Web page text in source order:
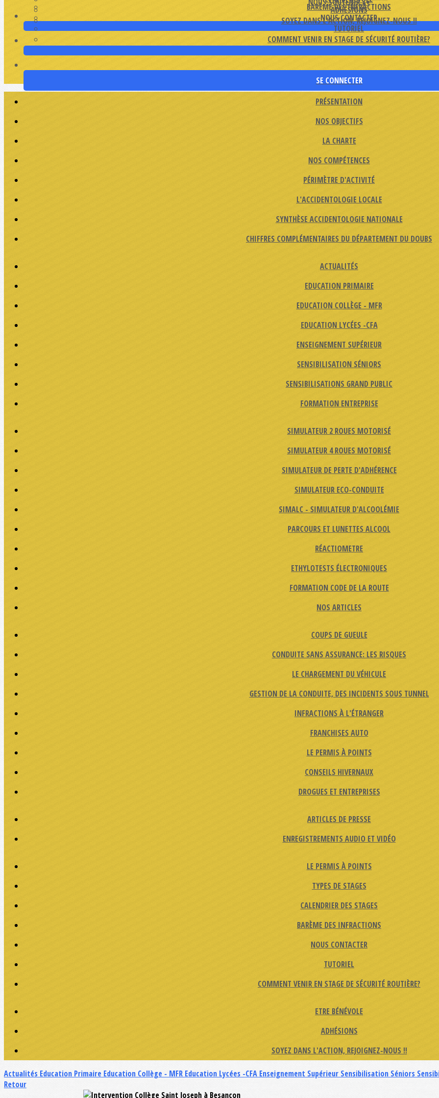
BARÈME DES INFRACTIONS
NOUS CONTACTER
TUTORIEL
COMMENT VENIR EN STAGE DE SÉCURITÉ ROUTIÈRE?
ADHÉSIONS
SOYEZ DANS L'ACTION, REJOIGNEZ-NOUS !!
SE CONNECTER
PRÉSENTATION
NOS OBJECTIFS
LA CHARTE
NOS COMPÉTENCES
PÉRIMÈTRE D'ACTIVITÉ
L'ACCIDENTOLOGIE LOCALE
SYNTHÈSE ACCIDENTOLOGIE NATIONALE
CHIFFRES COMPLÉMENTAIRES DU DÉPARTEMENT DU DOUBS
ACTUALITÉS
EDUCATION PRIMAIRE
EDUCATION COLLÈGE - MFR
EDUCATION LYCÉES -CFA
ENSEIGNEMENT SUPÉRIEUR
SENSIBILISATION SÉNIORS
SENSIBILISATIONS GRAND PUBLIC
FORMATION ENTREPRISE
SIMULATEUR 2 ROUES MOTORISÉ
SIMULATEUR 4 ROUES MOTORISÉ
SIMULATEUR DE PERTE D'ADHÉRENCE
SIMULATEUR ECO-CONDUITE
SIMALC - SIMULATEUR D'ALCOOLÉMIE
PARCOURS ET LUNETTES ALCOOL
RÉACTIOMETRE
ETHYLOTESTS ÉLECTRONIQUES
FORMATION CODE DE LA ROUTE
NOS ARTICLES
COUPS DE GUEULE
CONDUITE SANS ASSURANCE: LES RISQUES
LE CHARGEMENT DU VÉHICULE
GESTION DE LA CONDUITE, DES INCIDENTS SOUS TUNNEL
INFRACTIONS À L'ÉTRANGER
FRANCHISES AUTO
LE PERMIS À POINTS
CONSEILS HIVERNAUX
DROGUES ET ENTREPRISES
ARTICLES DE PRESSE
ENREGISTREMENTS AUDIO ET VIDÉO
LE PERMIS À POINTS
TYPES DE STAGES
CALENDRIER DES STAGES
BARÈME DES INFRACTIONS
NOUS CONTACTER
TUTORIEL
COMMENT VENIR EN STAGE DE SÉCURITÉ ROUTIÈRE?
ETRE BÉNÉVOLE
ADHÉSIONS
SOYEZ DANS L'ACTION, REJOIGNEZ-NOUS !!
Actualités Education Primaire Education Collège - MFR Education Lycées -CFA Enseignement Supérieur Sensibilisation Séniors
Retour